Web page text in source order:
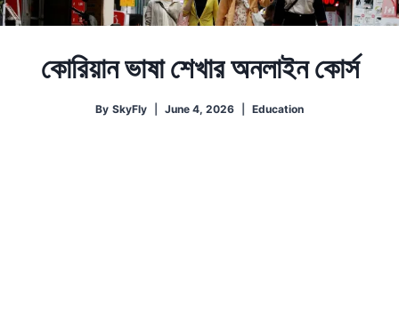
কোরিয়ান ভাষা শেখার অনলাইন কোর্স
By SkyFly June 4, 2026 Education